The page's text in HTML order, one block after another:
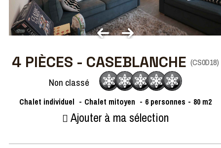
4 PIÈCES - CASEBLANCHE (CS0D18)
Non classé
Chalet individuel Chalet mitoyen 6 personnes 80 m2
Ajouter à ma sélection